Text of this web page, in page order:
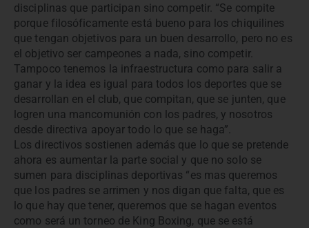
disciplinas que participan sino competir. “Se compite
porque filosóficamente está bueno para los chiquilines
que tengan objetivos para un buen desarrollo, pero no es
el objetivo ser campeones a nada, sino competir.
Tampoco tenemos la infraestructura como para salir a
ganar y la idea es igual para todos los deportes que se
desarrollan en el club, que compitan, que se junten, que
logren una mancomunión con los padres, y nosotros
desde directiva apoyar todo lo que se haga”.
Los directivos sostienen además que lo que se pretende
ahora es aumentar la parte social y que no solo se
sumen para disciplinas deportivas “es mas queremos
que los padres se arrimen y nos digan que falta, que es
lo que hay que tener, queremos que se hagan eventos
como será un torneo de King Boxing, que se está